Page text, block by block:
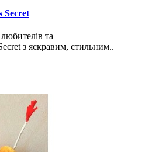
Secret
та
з яскравим, стильним..